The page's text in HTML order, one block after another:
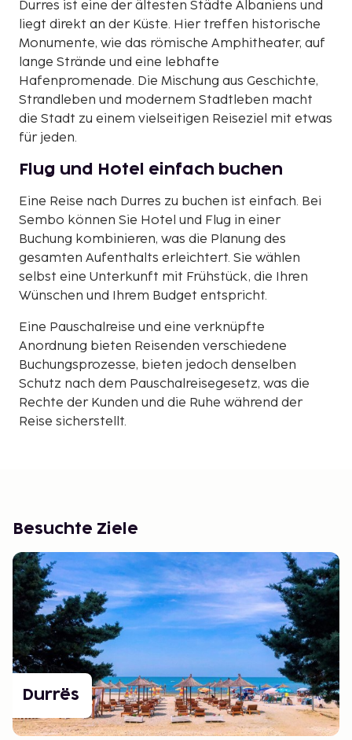
Durres ist eine der ältesten Städte Albaniens und
liegt direkt an der Küste. Hier treffen historische
Monumente, wie das römische Amphitheater, auf
lange Strände und eine lebhafte
Hafenpromenade. Die Mischung aus Geschichte,
Strandleben und modernem Stadtleben macht
die Stadt zu einem vielseitigen Reiseziel mit etwas
für jeden.
Flug und Hotel einfach buchen
Eine Reise nach Durres zu buchen ist einfach. Bei
Sembo können Sie Hotel und Flug in einer
Buchung kombinieren, was die Planung des
gesamten Aufenthalts erleichtert. Sie wählen
selbst eine Unterkunft mit Frühstück, die Ihren
Wünschen und Ihrem Budget entspricht.
Eine Pauschalreise und eine verknüpfte
Anordnung bieten Reisenden verschiedene
Buchungsprozesse, bieten jedoch denselben
Schutz nach dem Pauschalreisegesetz, was die
Rechte der Kunden und die Ruhe während der
Reise sicherstellt.
Besuchte Ziele
Durrës